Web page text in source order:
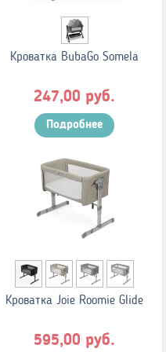
Кроватка BubaGo Somela
247,00 руб.
Подробнее
Кроватка Joie Roomie Glide
595,00 руб.